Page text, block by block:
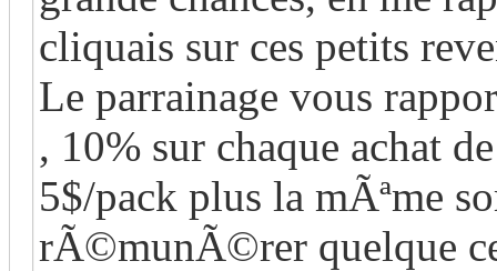
cliquais sur ces petits
Le parrainage vous
, 10% sur chaque achat
5$/pack plus la mÃªme
rÃ©munÃ©rer quelque